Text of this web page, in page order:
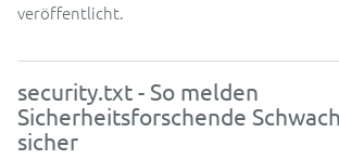
veröffentlicht.
security.txt - So melden
Sicherheitsforschende
sicher